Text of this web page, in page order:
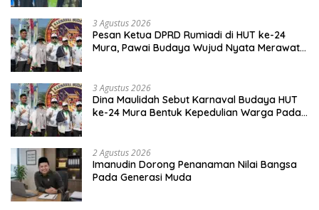
3 Agustus 2026
Pesan Ketua DPRD Rumiadi di HUT ke-24
Mura, Pawai Budaya Wujud Nyata Merawat
3 Agustus 2026
Dina Maulidah Sebut Karnaval Budaya HUT
ke-24 Mura Bentuk Kepedulian Warga Pada
2 Agustus 2026
Imanudin Dorong Penanaman Nilai Bangsa
Pada Generasi Muda